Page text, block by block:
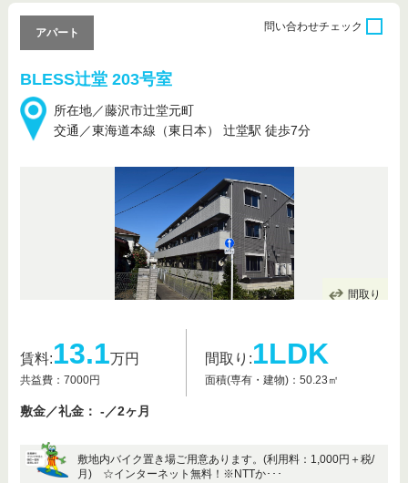
BLESS辻堂 203号室
所在地／藤沢市辻堂元町
交通／東海道本線（東日本） 辻堂駅 徒歩7分
アパート
問い合わせチェック
間取り
賃料:13.1万円
共益費：7000円
間取り:1LDK
面積(専有・建物)：50.23㎡
敷金／礼金： -／2ヶ月
敷地内バイク置き場ご用意あります。(利用料：1,000円＋税/
月) ☆インターネット無料！※NTTか･･･